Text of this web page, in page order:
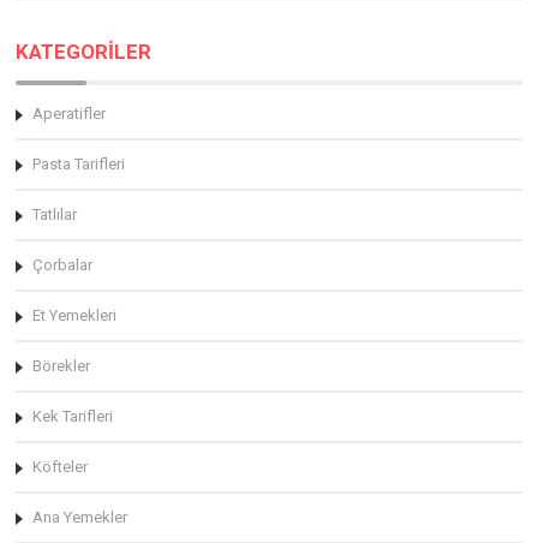
KATEGORİLER
Aperatifler
Pasta Tarifleri
Tatlılar
Çorbalar
Et Yemekleri
Börekler
Kek Tarifleri
Köfteler
Ana Yemekler